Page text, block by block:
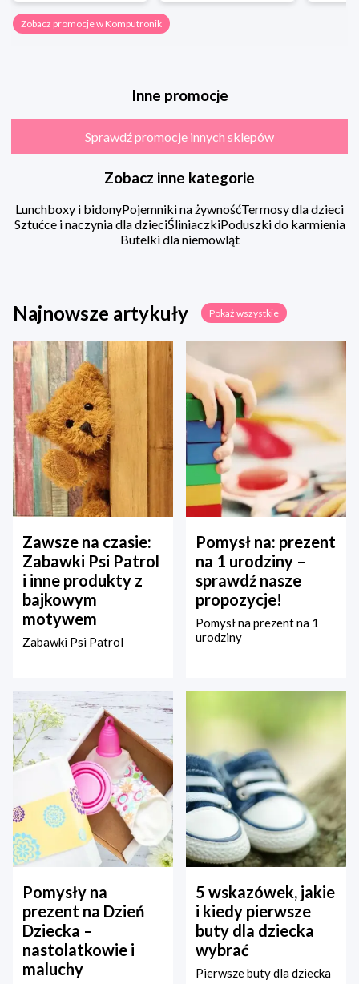
Zobacz promocje w Komputronik
Inne promocje
Sprawdź promocje innych sklepów
Zobacz inne kategorie
Lunchboxy i bidonyPojemniki na żywnośćTermosy dla dzieci
Sztućce i naczynia dla dzieciŚliniaczkiPoduszki do karmienia
Butelki dla niemowląt
Najnowsze artykuły Pokaż wszystkie
Zawsze na czasie:
Zabawki Psi Patrol
i inne produkty z
bajkowym
motywem
Zabawki Psi Patrol
Pomysł na: prezent
na 1 urodziny –
sprawdź nasze
propozycje!
Pomysł na prezent na 1
urodziny
Pomysły na
prezent na Dzień
Dziecka –
nastolatkowie i
maluchy
5 wskazówek, jakie
i kiedy pierwsze
buty dla dziecka
wybrać
Pierwsze buty dla dziecka